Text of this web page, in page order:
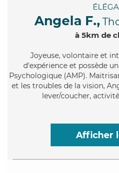
Angela F.,
à 5km de
Joyeuse, volontaire et
d'expérience et possède
Psychologique (AMP).
et les troubles de la vision,
lever/coucher,
Afficher